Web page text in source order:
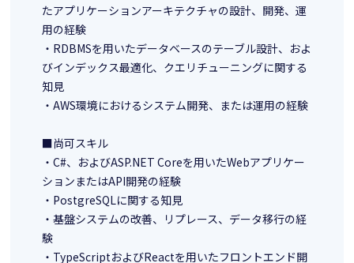
たアプリケーションアーキテクチャの設計、開発、運
用の経験
・RDBMSを用いたデータベースのテーブル設計、およ
びインデックス最適化、クエリチューニングに関する
知見
・AWS環境におけるシステム開発、または運用の経験
■尚可スキル
・C#、およびASP.NET Coreを用いたWebアプリケー
ションまたはAPI開発の経験
・PostgreSQLに関する知見
・基盤システムの改善、リプレース、データ移行の経
験
・TypeScriptおよびReactを用いたフロントエンド開